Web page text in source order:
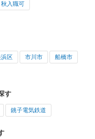
入職可
区 市川市 船橋市
す
銚子電気鉄道